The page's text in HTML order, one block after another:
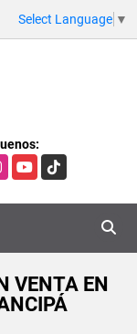
Select Language ▼
YouTubeTikTok
VENTA EN